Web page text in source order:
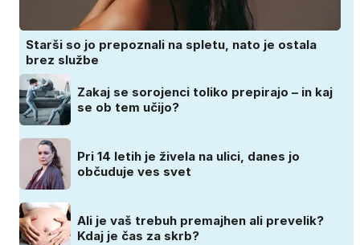
Starši so jo prepoznali na spletu, nato je ostala
brez službe
Zakaj se sorojenci toliko prepirajo – in kaj
se ob tem učijo?
Pri 14 letih je živela na ulici, danes jo
občuduje ves svet
Ali je vaš trebuh premajhen ali prevelik?
Kdaj je čas za skrb?